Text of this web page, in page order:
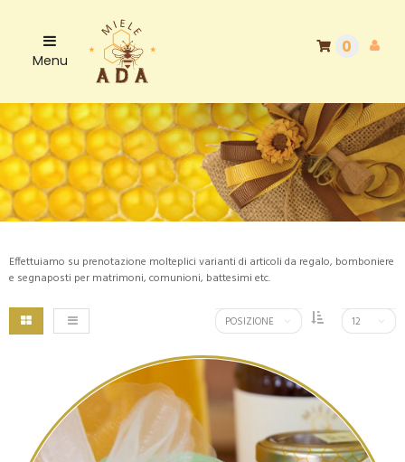
Menu
0
Effettuiamo su prenotazione molteplici varianti di articoli da regalo, bomboniere
e segnaposti per matrimoni, comunioni, battesimi etc.
12
POSIZIONE